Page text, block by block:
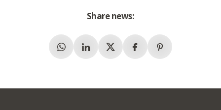
Share news:
WhatsappLinkedinX (Twitter)FacebookPinterest